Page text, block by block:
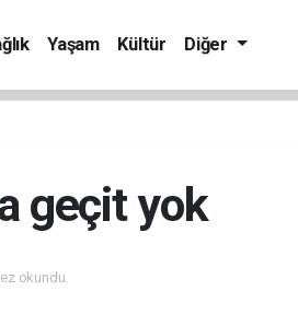
Yaşam Kültür Diğer
geçit yok
okundu.